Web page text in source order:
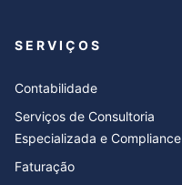
SERVIÇOS
Contabilidade
Serviços de Consultoria
Especializada e Compliance
Faturação